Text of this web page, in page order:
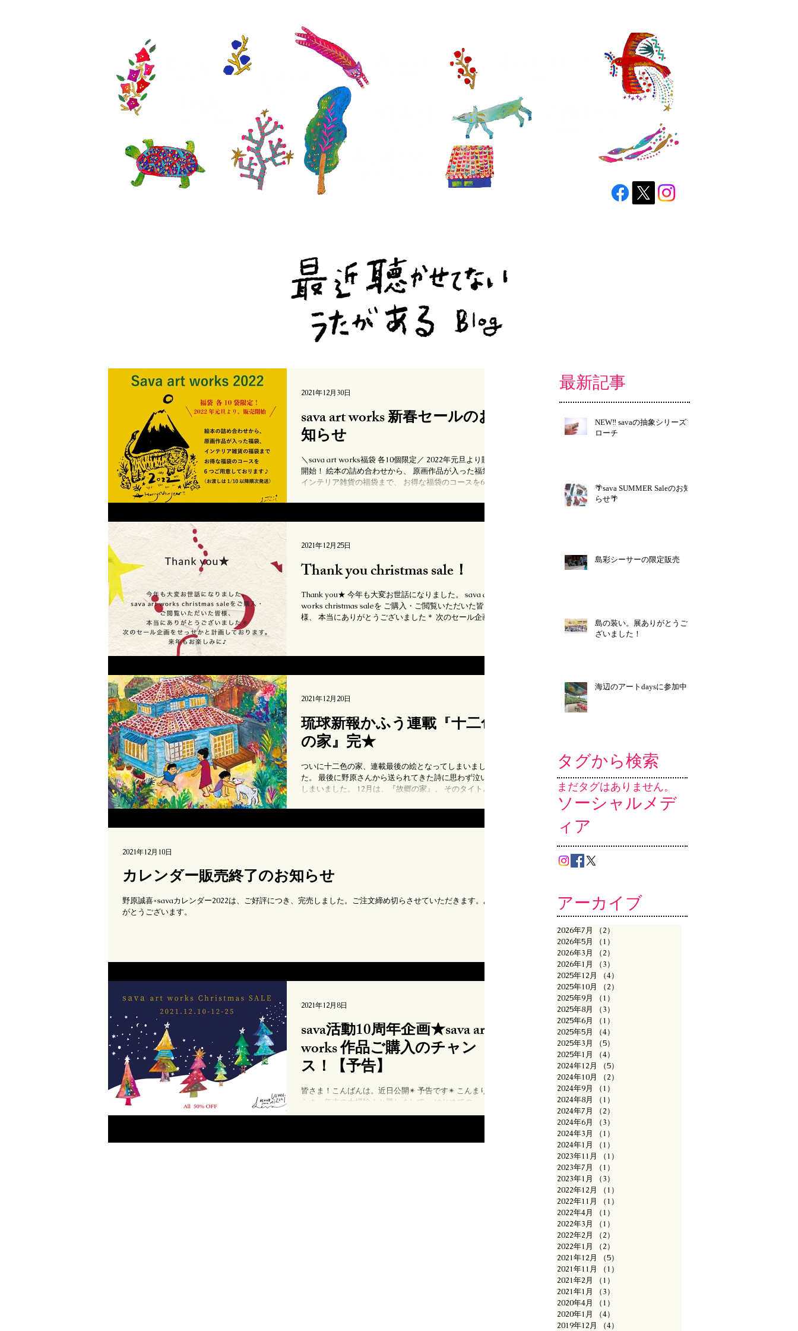
sava art works 新春セールのお
知らせ
＼sava art works福袋 各10個限定／ 2022年元旦より販売
開始！ 絵本の詰め合わせから、 原画作品が入った福袋、
インテリア雑貨の福袋まで、 お得な福袋のコースを6つ
しくは下記リンクへ☺️...
2021年12月30日
Thank you christmas sale！
Thank you★ 今年も大変お世話になりました。 sava art
works christmas saleを ご購入・ご閲覧いただいた皆
様、 本当にありがとうございました＊ 次のセール企画を
2021年12月25日
琉球新報かふう連載『十二色
の家』完★
ついに十二色の家、連載最後の絵となってしまいまし
た。 最後に野原さんから送られてきた詩に思わず泣いて
しまいました。 12月は、『故郷の家』。 そのタイトルと
りや庭の雰囲気を、沖縄の那覇の壺屋や安里あたりver.
2021年12月20日
カレンダー販売終了のお知らせ
野原誠喜×savaカレンダー2022は、ご好評につき、完売しました。ご注文締め切らさせていただきます。あり
がとうございます。
2021年12月10日
sava活動10周年企画★sava art
works 作品ご購入のチャン
ス！【予告】
皆さま！こんばんは。近日公開✴︎ 予告です✴︎ こんまりな
らぬ、年末の大掃除！と題しまして、 はじめてのsava
art works クリスマスセールを開催いたします！ 12/10か
2021年12月8日
最新記事
NEW‼︎ savaの抽象シリーズブ
ローチ
🌴sava SUMMER Saleのお知
らせ🌴
島彩シーサーの限定販売
島の装い。展ありがとうご
ざいました！
海辺のアートdaysに参加中
タグから検索
まだタグはありません。
ソーシャルメデ
ィア
アーカイブ
2026年7月 （2）
2026年5月
（1）
2026年3月
（2）
2026年1月
（3）
2025年12月
（4）
2025年10月
（2）
2025年9月
（1）
2025年8月
（3）
2025年6月
（1）
2025年5月
（4）
2025年3月
（5）
2025年1月
（4）
2024年12月
（5）
2024年10月
（2）
2024年9月
（1）
2024年8月
（1）
2024年7月
（2）
2024年6月
（3）
2024年3月
（1）
2024年1月
（1）
2023年11月
（1）
2023年7月
（1）
2023年1月
（3）
2022年12月
（1）
2022年11月
（1）
2022年4月
（1）
2022年3月
（1）
2022年2月
（2）
2022年1月
（2）
2021年12月
（5）
2021年11月
（1）
2021年2月
（1）
2021年1月
（3）
2020年4月
（1）
2020年1月
（4）
2019年12月
（4）